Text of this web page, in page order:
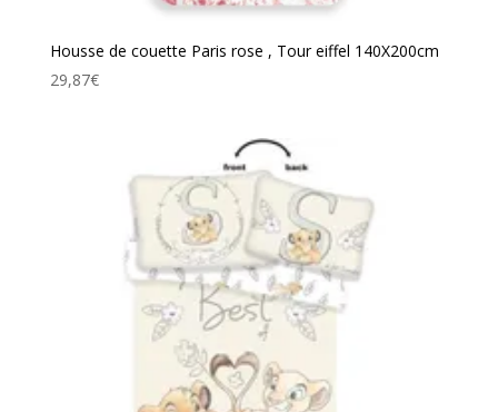
Housse de couette Paris rose , Tour eiffel 140X200cm
29,87€